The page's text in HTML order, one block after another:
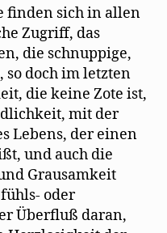
finden sich in allen
Zugriff, das
die schnuppige,
so doch im letzten
die keine Zote ist,
mit der
Lebens, der einen
und auch die
Grausamkeit
oder
Überfluß daran,